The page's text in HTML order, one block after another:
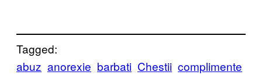
Tagged:
abuz anorexie barbati Chestii complimente